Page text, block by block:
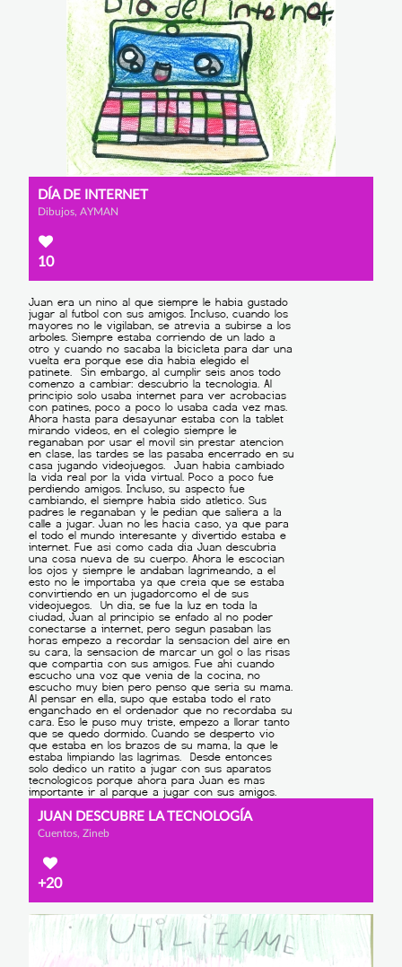
DÍA DE INTERNET
Dibujos, AYMAN
10
JUAN DESCUBRE LA TECNOLOGÍA
Cuentos, Zineb
+20